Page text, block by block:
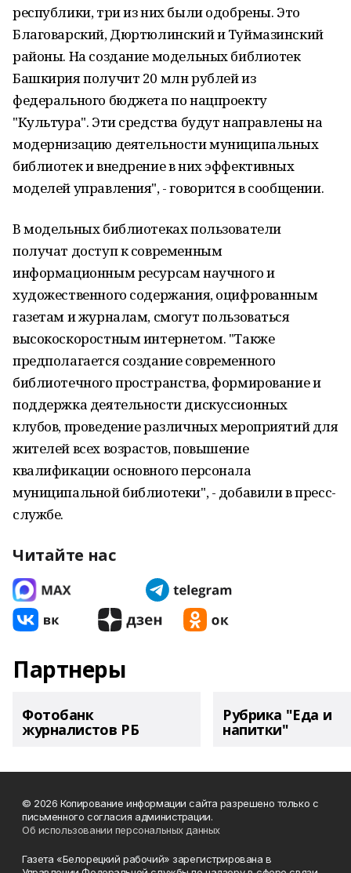
республики, три из них были одобрены. Это
Благоварский, Дюртюлинский и Туймазинский
районы. На создание модельных библиотек
Башкирия получит 20 млн рублей из
федерального бюджета по нацпроекту
"Культура". Эти средства будут направлены на
модернизацию деятельности муниципальных
библиотек и внедрение в них эффективных
моделей управления", - говорится в сообщении.
В модельных библиотеках пользователи
получат доступ к современным
информационным ресурсам научного и
художественного содержания, оцифрованным
газетам и журналам, смогут пользоваться
высокоскоростным интернетом. "Также
предполагается создание современного
библиотечного пространства, формирование и
поддержка деятельности дискуссионных
клубов, проведение различных мероприятий для
жителей всех возрастов, повышение
квалификации основного персонала
муниципальной библиотеки", - добавили в пресс-
службе.
Читайте нас
Партнеры
Фотобанк
журналистов РБ
Рубрика "Еда и
напитки"
© 2026 Копирование информации сайта разрешено только с
письменного согласия администрации.
Об использовании персональных данных
Газета «Белорецкий рабочий» зарегистрирована в